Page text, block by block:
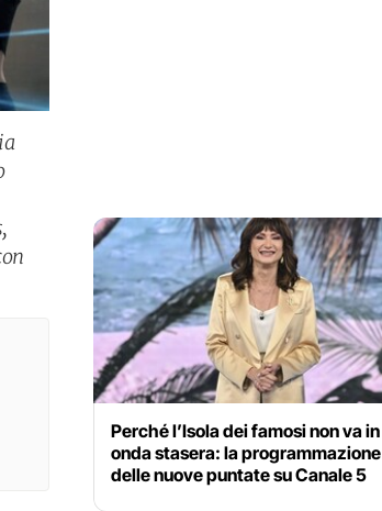
Perché l’Isola dei famosi non va in
onda stasera: la programmazione
delle nuove puntate su Canale 5